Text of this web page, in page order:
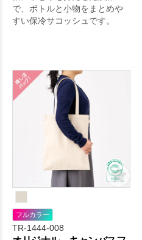
で、ボトルと小物をまとめや
すい保冷サコッシュです。
フルカラー
TR-1444-008